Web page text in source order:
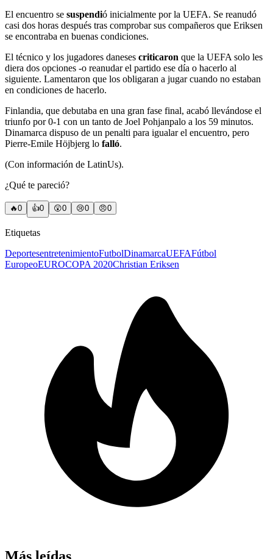
El encuentro se suspendió inicialmente por la UEFA. Se reanudó
casi dos horas después tras comprobar sus compañeros que Eriksen
se encontraba en buenas condiciones.
El técnico y los jugadores daneses criticaron que la UEFA solo les
diera dos opciones -o reanudar el partido ese día o hacerlo al
siguiente. Lamentaron que los obligaran a jugar cuando no estaban
en condiciones de hacerlo.
Finlandia, que debutaba en una gran fase final, acabó llevándose el
triunfo por 0-1 con un tanto de Joel Pohjanpalo a los 59 minutos.
Dinamarca dispuso de un penalti para igualar el encuentro, pero
Pierre-Emile Höjbjerg lo falló.
(Con información de LatinUs).
¿Qué te pareció?
🔥0 👍0 😲0 😢0 😠0
Etiquetas
DeportesentretenimientoFutbolDinamarcaUEFAFútbol
EuropeoEUROCOPA 2020Christian Eriksen